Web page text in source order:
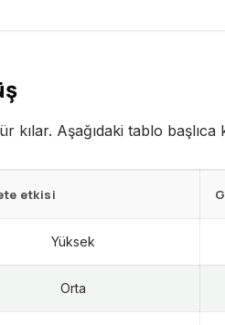
Aşağıdaki tablo
etkisi
Yüksek
Orta